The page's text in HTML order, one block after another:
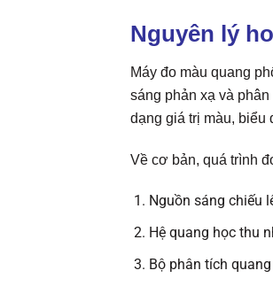
Nguyên lý
Máy đo màu quang
sáng phản xạ và
dạng giá trị màu, biểu
Về cơ bản, quá trình
Nguồn sáng chiếu
Hệ quang học thu
Bộ phân tích